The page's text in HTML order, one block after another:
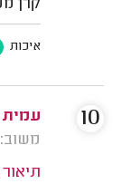
קרן
איכות
עמית
משוב: 18/07/2025
10